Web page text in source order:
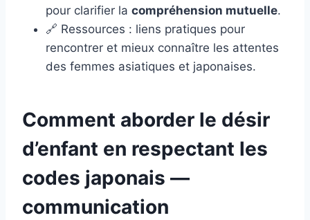
pour clarifier la compréhension mutuelle.
🔗 Ressources : liens pratiques pour
rencontrer et mieux connaître les attentes
des femmes asiatiques et japonaises.
Comment aborder le désir
d’enfant en respectant les
codes japonais —
communication